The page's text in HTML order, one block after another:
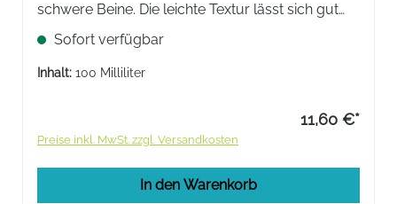
schwere Beine. Die leichte Textur lässt sich gut
einmassieren und hinterlässt ein trockenes und
seidiges Hautgefühl.
Sofort verfügbar
Inhalt: 100 Milliliter
11,60 €*
Preise inkl. MwSt. zzgl. Versandkosten
In den Warenkorb